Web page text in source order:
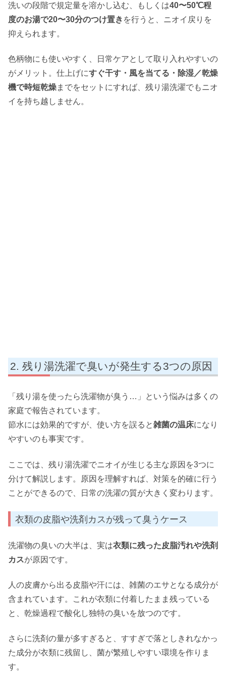
洗いの段階で規定量を溶かし込む、もしくは40〜50℃程
度のお湯で20〜30分のつけ置き を行うと、ニオイ戻りを
抑えられます。
色柄物にも使いやすく、日常ケアとして取り入れやすいの
がメリット。仕上げにすぐ干す・風を当てる・除湿／乾燥
機で時短乾燥までをセットにすれば、残り湯洗濯でもニオ
イを持ち越しません。
残り湯洗濯で臭いが発生する3つの原因
「残り湯を使ったら洗濯物が臭う…」という悩みは多くの
家庭で報告されています。
節水には効果的ですが、使い方を誤ると雑菌の温床になり
やすいのも事実です。
ここでは、残り湯洗濯でニオイが生じる主な原因を3つに
分けて解説します。原因を理解すれば、対策を的確に行う
ことができるので、日常の洗濯の質が大きく変わります。
衣類の皮脂や洗剤カスが残って臭うケース
洗濯物の臭いの大半は、実は衣類に残った皮脂汚れや洗剤
カスが原因です。
人の皮膚から出る皮脂や汗には、雑菌のエサとなる成分が
含まれています。これが衣類に付着したまま残っている
と、乾燥過程で酸化し独特の臭いを放つのです。
さらに洗剤の量が多すぎると、すすぎで落としきれなかっ
た成分が衣類に残留し、菌が繁殖しやすい環境を作りま
す。